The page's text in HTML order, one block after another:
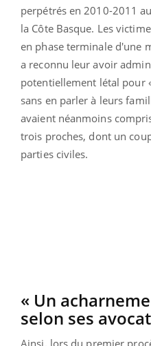
perpétrés en 2010-2011
la Côte Basque. Les
en phase terminale d'une
a reconnu leur avoir
potentiellement létal pour
sans en parler à leurs
avaient néanmoins
trois proches, dont un
parties civiles.
« Un
selon ses
Ainsi, lors du premier